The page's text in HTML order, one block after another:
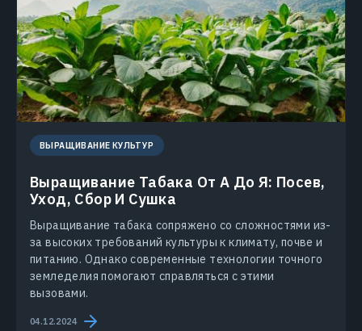
ВЫРАЩИВАНИЕ КУЛЬТУР
Выращивание Табака От А До Я: Посев,
Уход, Сбор И Сушка
Выращивание табака сопряжено со сложностями из-
за высоких требований культуры к климату, почве и
питанию. Однако современные технологии точного
земледелия помогают справляться с этими
вызовами.
04.12.2024